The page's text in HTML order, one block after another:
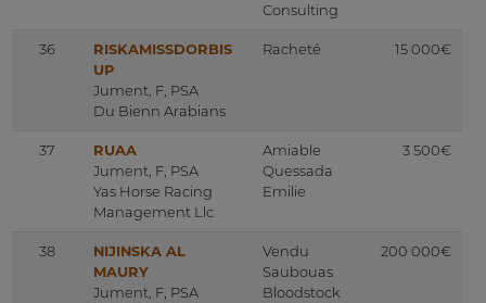
Consulting
36
RISKAMISSDORBIS
UP
Jument, F, PSA
Du Bienn Arabians
Racheté 15 000€
37
RUAA
Jument, F, PSA
Yas Horse Racing
Management Llc
Amiable
Quessada
Emilie
3 500€
38
NIJINSKA AL
MAURY
Jument, F, PSA
Vendu
Saubouas
Bloodstock
200 000€